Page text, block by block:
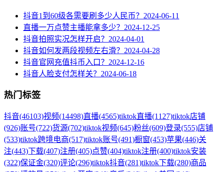
抖音1到60级各需要刷多少人民币？ 2024-06-11
直播一万点赞主播能拿多少？ 2024-12-25
抖音拍照实况怎样开启？ 2024-04-01
抖音如何发两段视频左右滑？ 2024-04-28
抖音官网充值抖币入口？ 2024-12-16
抖音人脸支付怎样关？ 2024-06-18
热门标签
抖音(46103)视频(14498)直播(4565)tiktok直播(1127)tiktok店铺
(926)账号(722)货源(702)tiktok视频(645)粉丝(609)登录(555)店铺
(533)tiktok跨境电商(517)tiktok账号(491)橱窗(453)苹果(446)关
注(443)下载(407)注册(405)点赞(404)tiktok注册(400)tiktok安装
(322)保证金(320)评论(296)tiktok抖音(281)tiktok下载(280)商品